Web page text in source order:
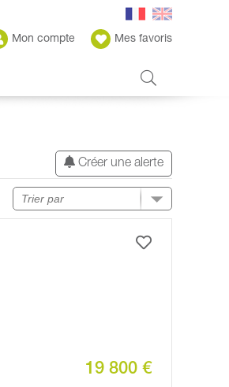
Mon compte Mes favoris
Créer une alerte
19 800 €